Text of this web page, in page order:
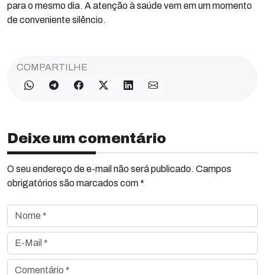
para o mesmo dia. A atenção à saúde vem em um momento
de conveniente silêncio.
COMPARTILHE
Deixe um comentário
O seu endereço de e-mail não será publicado. Campos
obrigatórios são marcados com *
Nome *
E-Mail *
Comentário *